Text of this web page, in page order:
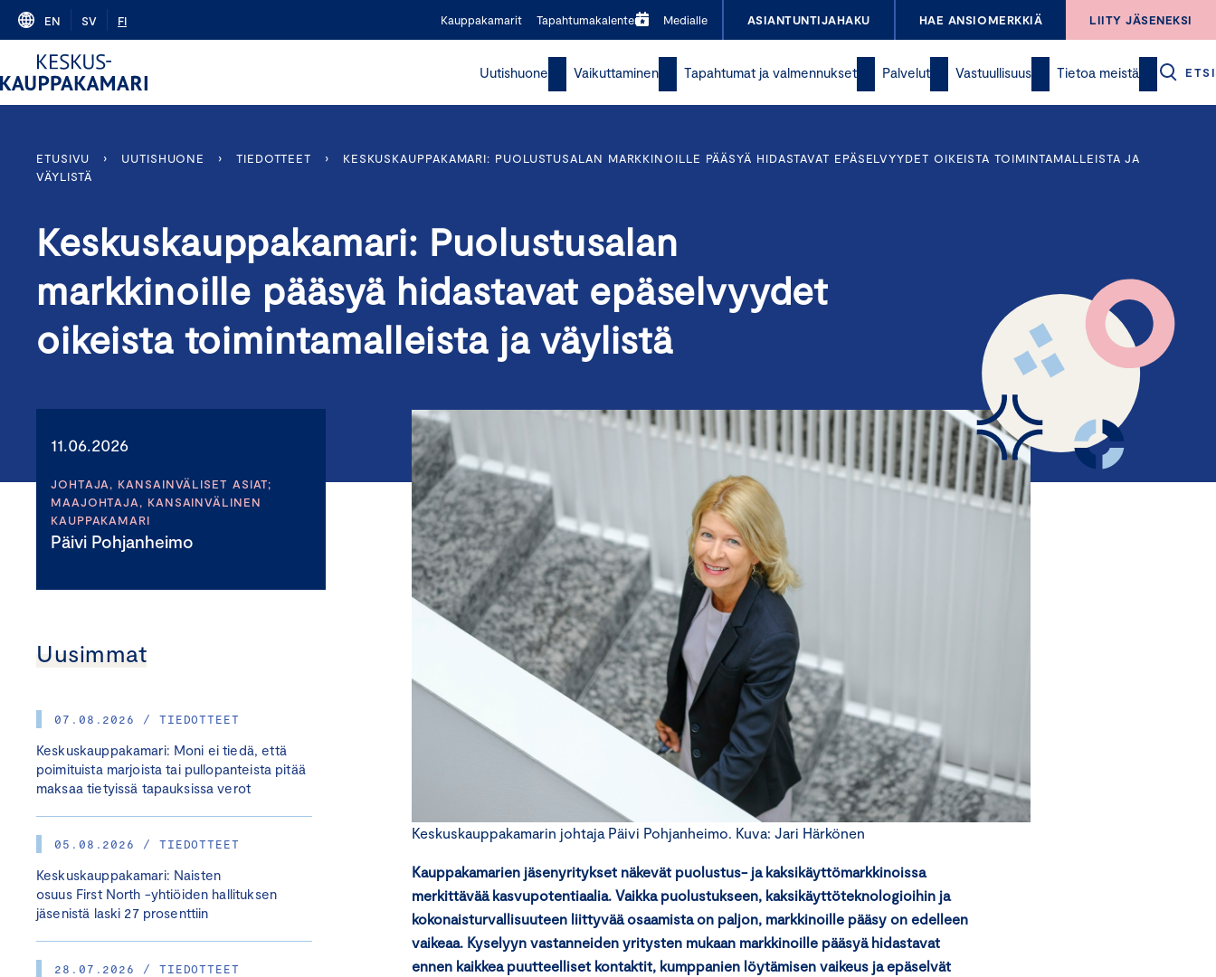
Skip
content
EN SV FI Kauppakamarit Tapahtumakalenteri Medialle ASIANTUNTIJAHAKU HAE ANSIOMERKKIÄ LIITY JÄSENEKSI
Uutishuone Vaikuttaminen Tapahtumat ja valmennukset Palvelut Vastuullisuus Tietoa meistä ETSI
ETUSIVU › UUTISHUONE › TIEDOTTEET ›
KESKUSKAUPPAKAMARI: PUOLUSTUSALAN MARKKINOILLE PÄÄSYÄ HIDASTAVAT EPÄSELVYYDET OIKEISTA TOIMINTAMALLEISTA JA
VÄYLISTÄ
Keskuskauppakamari: Puolustusalan
markkinoille pääsyä hidastavat epäselvyydet
oikeista toimintamalleista ja väylistä
11.06.2026
JOHTAJA, KANSAINVÄLISET ASIAT;
MAAJOHTAJA, KANSAINVÄLINEN
KAUPPAKAMARI
Päivi Pohjanheimo
Uusimmat
07.08.2026 / TIEDOTTEET
Keskuskauppakamari: Moni ei tiedä, että
poimituista marjoista tai pullopanteista pitää
maksaa tietyissä tapauksissa verot
05.08.2026 / TIEDOTTEET
Keskuskauppakamari: Naisten
osuus First North -yhtiöiden hallituksen
jäsenistä laski 27 prosenttiin
28.07.2026 / TIEDOTTEET
Keskuskauppakamarin johtaja Päivi Pohjanheimo. Kuva: Jari Härkönen
Kauppakamarien jäsenyritykset näkevät puolustus- ja kaksikäyttömarkkinoissa
merkittävää kasvupotentiaalia. Vaikka puolustukseen, kaksikäyttöteknologioihin ja
kokonaisturvallisuuteen liittyvää osaamista on paljon, markkinoille pääsy on edelleen
vaikeaa. Kyselyyn vastanneiden yritysten mukaan markkinoille pääsyä hidastavat
ennen kaikkea puutteelliset kontaktit, kumppanien löytämisen vaikeus ja epäselvät